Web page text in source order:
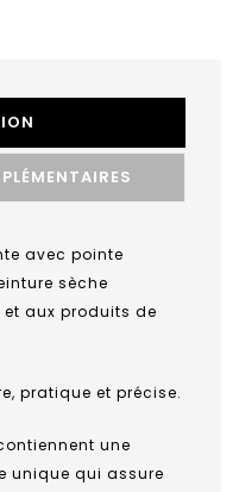
avec pointe
sèche
et aux produits de
pratique et précise.
une
unique qui assure